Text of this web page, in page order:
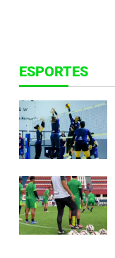
ESPORTES